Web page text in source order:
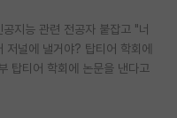
지능 관련 전공자 붙잡고 "너
널에 낼거야? 탑티어 학회에
탑티어 학회에 논문을 낸다고